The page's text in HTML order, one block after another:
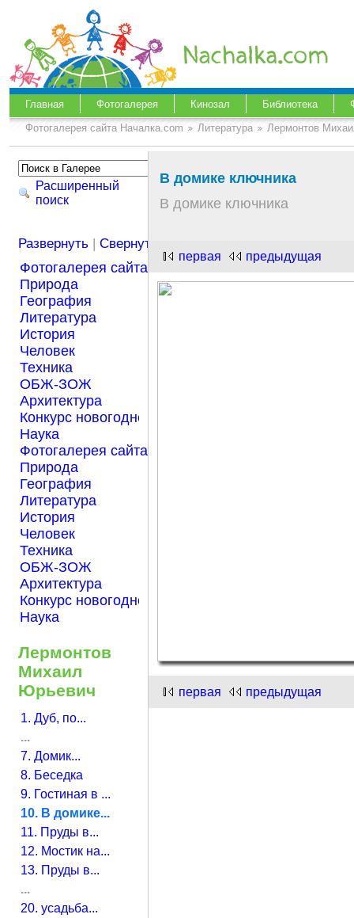
Главная Фотогалерея Кинозал Библиотека
Фотогалерея сайта Началка.com Литература Лермонтов
Расширенный
поиск
Развернуть |Свернуть
Фотогалерея сайта Началка.com
Природа
География
Литература
История
Человек
Техника
ОБЖ-ЗОЖ
Архитектура
Конкурс новогодней открытки "Нарисуем Новый
Наука
Фотогалерея сайта Началка.com
Природа
География
Литература
История
Человек
Техника
ОБЖ-ЗОЖ
Архитектура
Конкурс новогодней открытки "Нарисуем Новый
Наука
Лермонтов
Михаил
Юрьевич
1. Дуб, по...
...
7. Домик...
8. Беседка
9. Гостиная в ...
10. В домике...
11. Пруды в...
12. Мостик на...
13. Пруды в...
...
20. усадьба...
В домике ключника
В домике ключника
первая предыдущая
первая предыдущая